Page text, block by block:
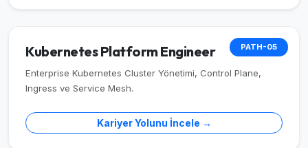
PATH-05
Kubernetes Platform Engineer
Enterprise Kubernetes Cluster Yönetimi, Control Plane,
Ingress ve Service Mesh.
Kariyer Yolunu İncele →